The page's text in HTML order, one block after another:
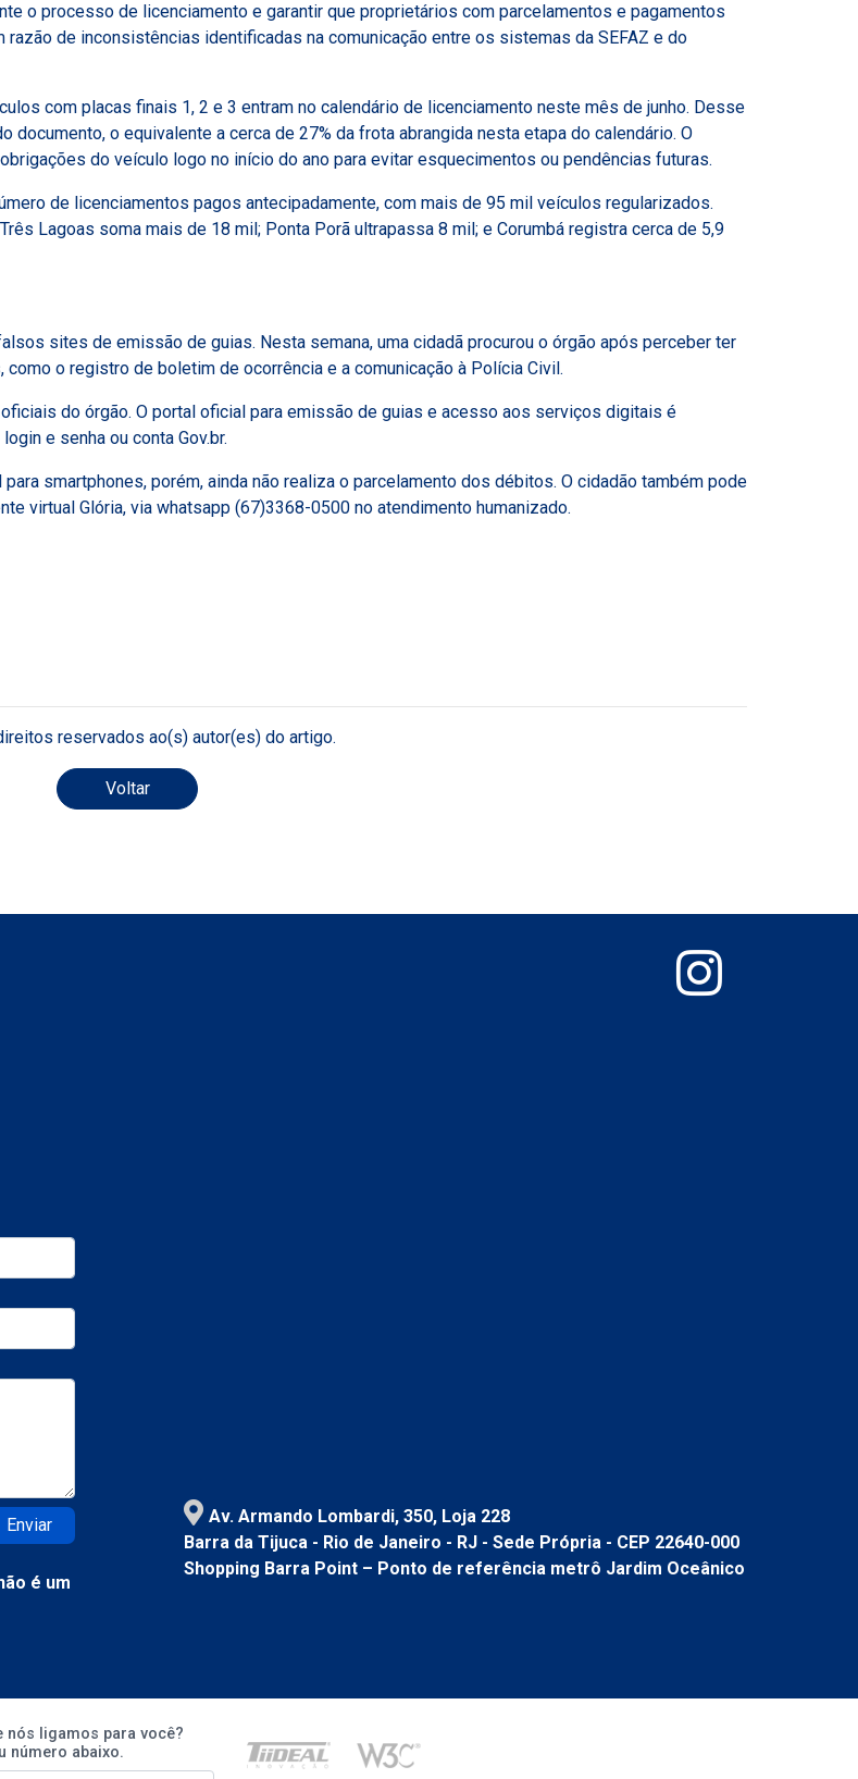
o processo de licenciamento e garantir que proprietários com parcelamentos e pagamentos
de inconsistências identificadas na comunicação entre os sistemas da SEFAZ e do
com placas finais 1, 2 e 3 entram no calendário de licenciamento neste mês de junho. Desse
o equivalente a cerca de 27% da frota abrangida nesta etapa do calendário. O
do veículo logo no início do ano para evitar esquecimentos ou pendências futuras.
de licenciamentos pagos antecipadamente, com mais de 95 mil veículos regularizados.
Lagoas soma mais de 18 mil; Ponta Porã ultrapassa 8 mil; e Corumbá registra cerca de 5,9
sites de emissão de guias. Nesta semana, uma cidadã procurou o órgão após perceber ter
o registro de boletim de ocorrência e a comunicação à Polícia Civil.
do órgão. O portal oficial para emissão de guias e acesso aos serviços digitais é
e senha ou conta Gov.br.
smartphones, porém, ainda não realiza o parcelamento dos débitos. O cidadão também pode
virtual Glória, via whatsapp (67)3368-0500 no atendimento humanizado.
reservados ao(s) autor(es) do artigo.
Voltar
Enviar
é um
Av. Armando Lombardi, 350, Loja 228
Barra da Tijuca - Rio de Janeiro - RJ - Sede Própria - CEP 22640-000
Shopping Barra Point – Ponto de referência metrô Jardim Oceânico
nós ligamos para você?
número abaixo.